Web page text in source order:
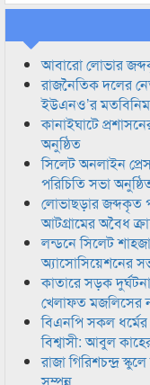
আবারো লোভার
রাজনৈতিক দলের
ইউএনও’র
কানাইঘাটে
অনুষ্ঠিত
সিলেট অনলাইন
পরিচিতি সভা
লোভাছড়ার জব্দকৃত
আটগ্রামের অবৈধ
লন্ডনে সিলেট
অ্যাসোসিয়েশনের
কাতারে সড়ক
খেলাফত মজলিসের
বিএনপি সকল
বিশ্বাসী: আবুল
রাজা গিরিশচন্দ্র